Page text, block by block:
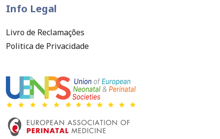
Info Legal
Livro de Reclamações
Politica de Privacidade